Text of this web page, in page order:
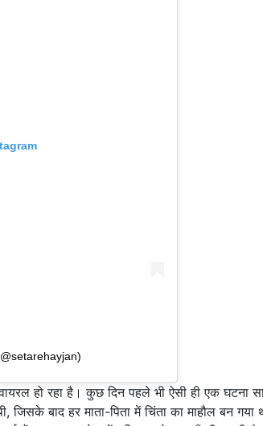
हो रहा है। कुछ दिन पहले भी ऐसी ही एक घटना
जिसके बाद हर माता-पिता में चिंता का माहौल बन